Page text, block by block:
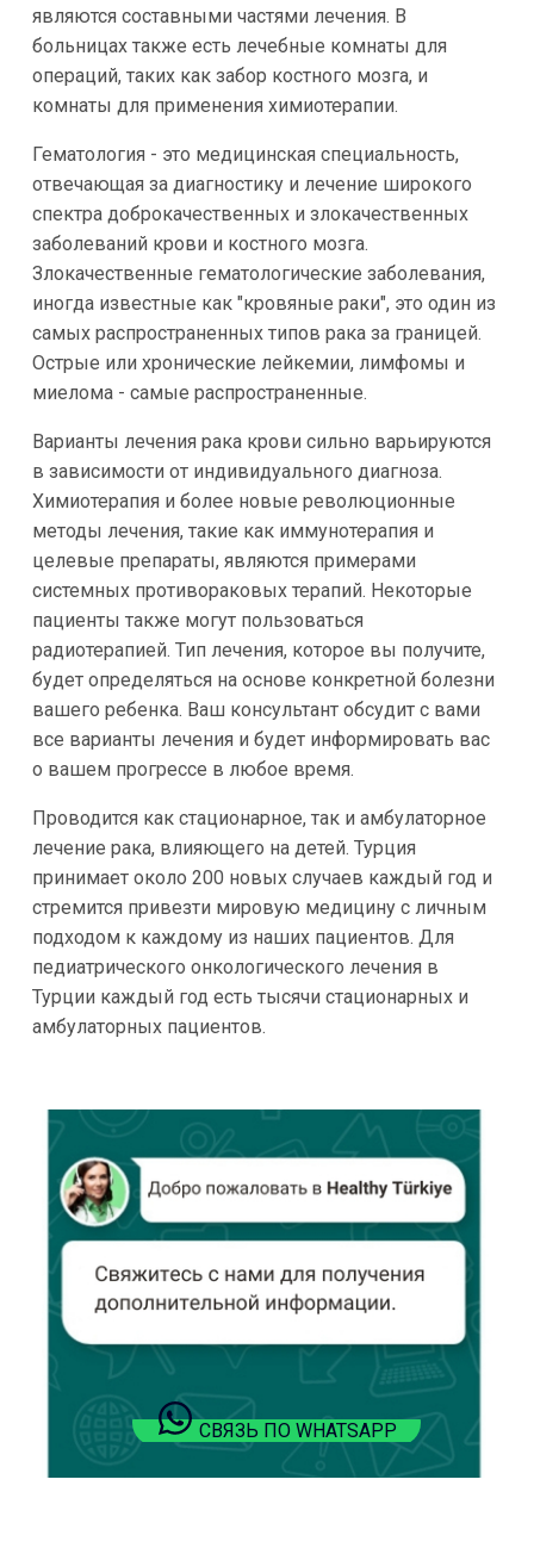
являются составными частями лечения. В
больницах также есть лечебные комнаты для
операций, таких как забор костного мозга, и
комнаты для применения химиотерапии.
Гематология - это медицинская специальность,
отвечающая за диагностику и лечение широкого
спектра доброкачественных и злокачественных
заболеваний крови и костного мозга.
Злокачественные гематологические заболевания,
иногда известные как "кровяные раки", это один из
самых распространенных типов рака за границей.
Острые или хронические лейкемии, лимфомы и
миелома - самые распространенные.
Варианты лечения рака крови сильно варьируются
в зависимости от индивидуального диагноза.
Химиотерапия и более новые революционные
методы лечения, такие как иммунотерапия и
целевые препараты, являются примерами
системных противораковых терапий. Некоторые
пациенты также могут пользоваться
радиотерапией. Тип лечения, которое вы получите,
будет определяться на основе конкретной болезни
вашего ребенка. Ваш консультант обсудит с вами
все варианты лечения и будет информировать вас
о вашем прогрессе в любое время.
Проводится как стационарное, так и амбулаторное
лечение рака, влияющего на детей. Турция
принимает около 200 новых случаев каждый год и
стремится привезти мировую медицину с личным
подходом к каждому из наших пациентов. Для
педиатрического онкологического лечения в
Турции каждый год есть тысячи стационарных и
амбулаторных пациентов.
СВЯЗЬ ПО WHATSAPP